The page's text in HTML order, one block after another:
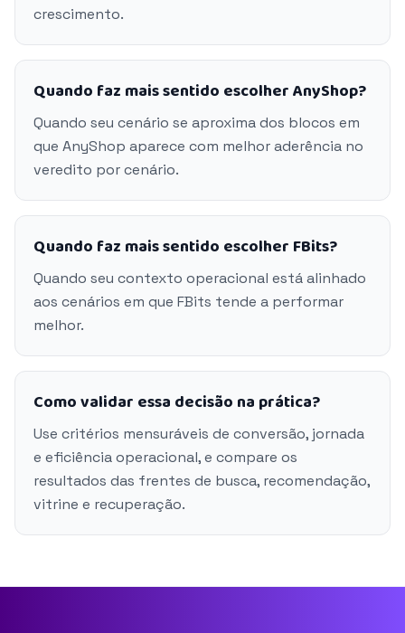
crescimento.
Quando faz mais sentido escolher AnyShop?
Quando seu cenário se aproxima dos blocos em
que AnyShop aparece com melhor aderência no
veredito por cenário.
Quando faz mais sentido escolher FBits?
Quando seu contexto operacional está alinhado
aos cenários em que FBits tende a performar
melhor.
Como validar essa decisão na prática?
Use critérios mensuráveis de conversão, jornada
e eficiência operacional, e compare os
resultados das frentes de busca, recomendação,
vitrine e recuperação.